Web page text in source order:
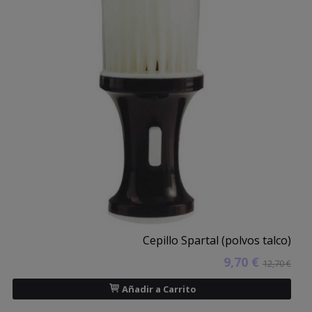
Cepillo Spartal (polvos talco)
9,70 € 12,70 €
Añadir a Carrito